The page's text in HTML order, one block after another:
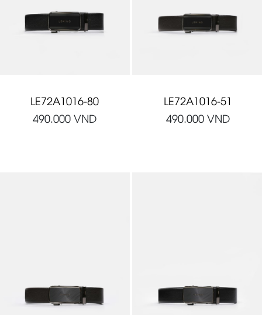
LE72A1016-80
490.000VND
LE72A1016-51
490.000VND